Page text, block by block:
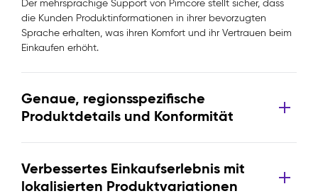
Der mehrsprachige Support von Pimcore stellt sicher, dass
die Kunden Produktinformationen in ihrer bevorzugten
Sprache erhalten, was ihren Komfort und ihr Vertrauen beim
Einkaufen erhöht.
Genaue, regionsspezifische
Produktdetails und Konformität
Verbessertes Einkaufserlebnis mit
lokalisierten Produktvariationen